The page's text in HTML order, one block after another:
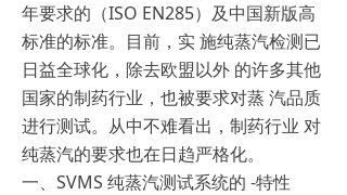
年要求的（ISO EN285）及中国新版高
标准的标准。目前，实 施纯蒸汽检测已
日益全球化，除去欧盟以外 的许多其他
国家的制药行业，也被要求对蒸 汽品质
进行测试。从中不难看出，制药行业 对
纯蒸汽的要求也在日趋严格化。
一、SVMS 纯蒸汽测试系统的 -特性